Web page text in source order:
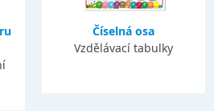
Číselná osa
Vzdělávací tabulky